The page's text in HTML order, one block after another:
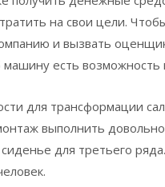
на свои цели.
и вызвать
есть возможность
для трансформации
выполнить
для третьего